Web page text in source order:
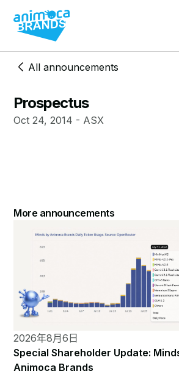
All announcements
Prospectus
Oct 24, 2014 - ASX
More announcements
2026年8月6日
Special Shareholder Update:
Animoca Brands